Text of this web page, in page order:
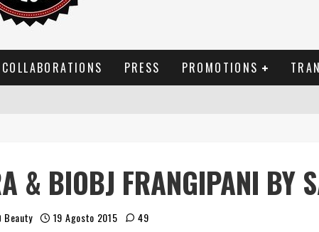
COLLABORATIONS PRESS PROMOTIONS
COSA NON PASSA MAI DI MODA?
& BIOBJ FRANGIPANI BY
Beauty 19 Agosto 2015 49